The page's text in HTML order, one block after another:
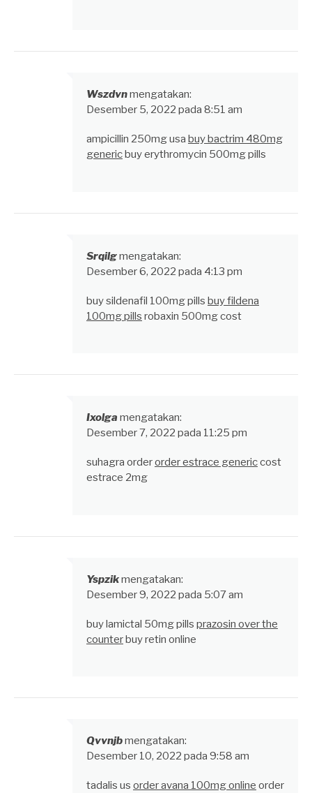
Wszdvnmengatakan:
Desember 5, 2022 pada 8:51 am
ampicillin 250mg usa buy bactrim 480mg
generic buy erythromycin 500mg pills
Srqilgmengatakan:
Desember 6, 2022 pada 4:13 pm
buy sildenafil 100mg pills buy fildena
100mg pills robaxin 500mg cost
Ixolga mengatakan:
Desember 7, 2022 pada 11:25 pm
suhagra orderorder estrace genericcost
estrace 2mg
Yspzikmengatakan:
Desember 9, 2022 pada 5:07 am
buy lamictal 50mg pills prazosin over the
counterbuy retin online
Qvvnjbmengatakan:
Desember 10, 2022 pada 9:58 am
tadalis us order avana 100mg online order